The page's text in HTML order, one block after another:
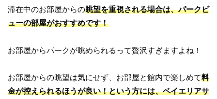
滞在中のお部屋からの眺望を重視される場合は、パークビ
ューの部屋がおすすめです！
お部屋からパークが眺められるって贅沢すぎますよね！
お部屋からの眺望は気にせず、お部屋と館内で楽しめて料
金が控えられるほうが良い！という方には、ベイエリアサ